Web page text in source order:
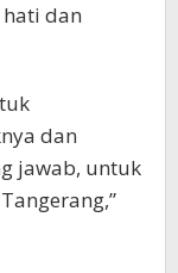
dan
dan
jawab, untuk